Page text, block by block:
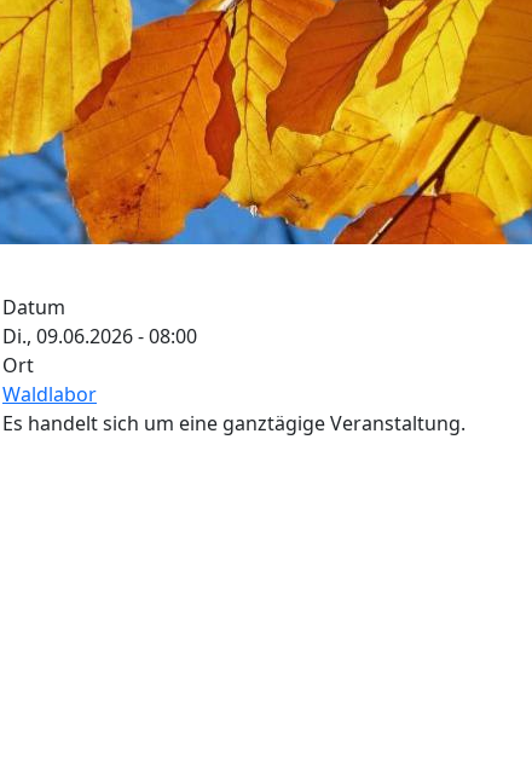
Datum
Di., 09.06.2026 - 08:00
Ort
Waldlabor
Es handelt sich um eine ganztägige Veranstaltung.